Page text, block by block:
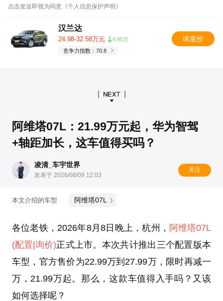
点击发送即视为同意《个人信息保护声明》
汉兰达
24.98-32.58万元
4.90万
竞争力指数：70.8
询底价
阿维塔07L：21.99万元起，华为智驾
+轴距加长，这车值得买吗？
凌清_车宇世界
发表于 2026/08/09 12:03
关注
本文介绍的车型 阿维塔07L
各位老铁，2026年8月8日晚上，杭州， 阿维塔07L
(配置|询价)正式上市。本次共计推出三个配置版本
车型，官方售价为22.99万到27.99万，限时再减一
万，21.99万起。那么，这款车值得入手吗？又该
如何选择呢？